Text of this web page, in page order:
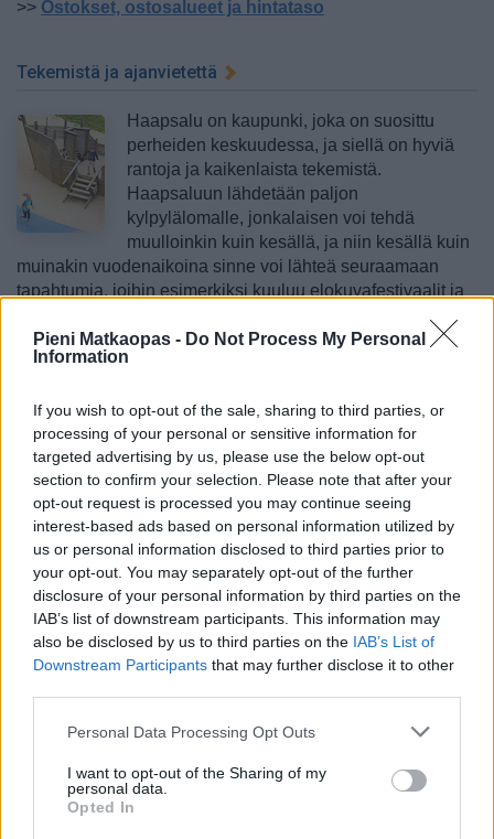
Pieni Matkaopas - Do Not Process My Personal
Information
If you wish to opt-out of the sale, sharing to third parties, or
processing of your personal or sensitive information for
targeted advertising by us, please use the below opt-out
section to confirm your selection. Please note that after your
opt-out request is processed you may continue seeing
interest-based ads based on personal information utilized by
us or personal information disclosed to third parties prior to
your opt-out. You may separately opt-out of the further
disclosure of your personal information by third parties on the
IAB’s list of downstream participants. This information may
also be disclosed by us to third parties on the IAB’s List of
Downstream Participants that may further disclose it to other
Personal Data Processing Opt Outs
I want to opt-out of the Sharing of my
personal data.
Opted In
>> Ostokset, ostosalueet ja hintataso
Tekemistä ja ajanvietettä
Haapsalu on kaupunki, joka on suosittu
perheiden keskuudessa, ja siellä on hyviä
rantoja ja kaikenlaista tekemistä.
Haapsaluun lähdetään paljon
kylpylälomalle, jonkalaisen voi tehdä
muulloinkin kuin kesällä, ja niin kesällä kuin
muinakin vuodenaikoina sinne voi lähteä seuraamaan
tapahtumia, joihin esimerkiksi kuuluu elokuvafestivaalit ja
mutta siellä on mukava istahtaa jonkinlaiselle juomalle.
>>Tekemistä ja ajanvietettä
Nähtävää
Haapsalu alue alueelta
Haapsalussa voi pintapuolisesti tutustua
kaikkeen tärkeään päivässä parissa, mutta
jos haluaa nähdä rantoja, satamia, koko
vanhankaupungin ja sen ulkopuolellakin
olevia paikkoja, kuluu siihen monta päivää
ellei viikko. Jos aikaa on vähän, kannattaa
ehdottomasti käyttää polkupyörää, sillä sen selässä pitkät
välimatkat taittuvat hetkessä. Haapsaluun tutustuminen on
Lossiplatsista ja lähellä sitä olevasta rantapromenadista,
sillä ne ovat kaupungin mieleenpainuvinta nähtävää.
Haapsalu alue alueelta